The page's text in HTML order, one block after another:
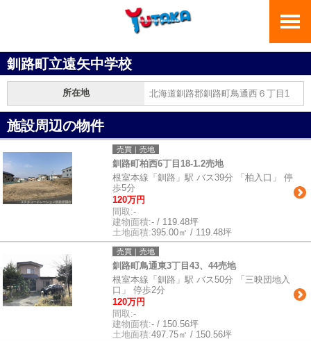
釧路町立遠矢中学校
所在地 北海道釧路郡釧路町鳥通西６丁目1
施設周辺の物件
売買｜売地
釧路町柏西6丁目18-1.2売地
根室本線「釧路」駅 バス39分 「柏入口」 停
歩5分
120万円
間取:-
建物面積:- / 119.48坪
土地面積:395.00㎡ / 119.48坪
売買｜売地
釧路町鳥通東3丁目43、44売地
根室本線「釧路」駅 バス50分 「三映団地入
口」 停歩2分
120万円
間取:-
建物面積:- / 150.56坪
土地面積:497.75㎡ / 150.56坪